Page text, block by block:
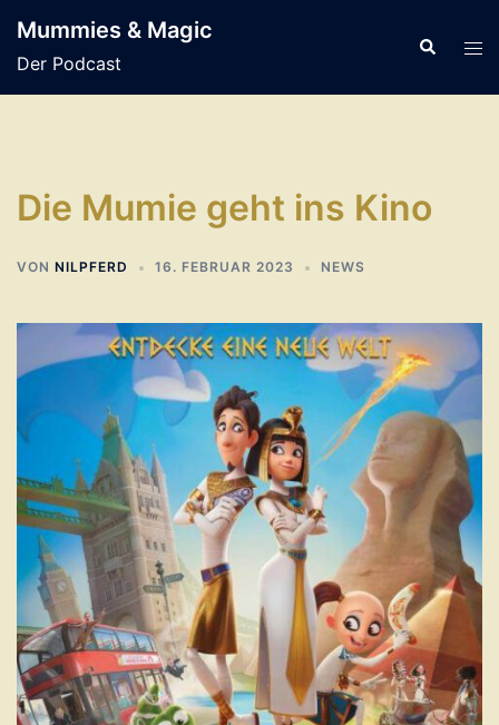
Inhalt
springen
Mummies & Magic
Der Podcast
Suche
Die Mumie geht ins Kino
VON NILPFERD 16. FEBRUAR 2023 NEWS